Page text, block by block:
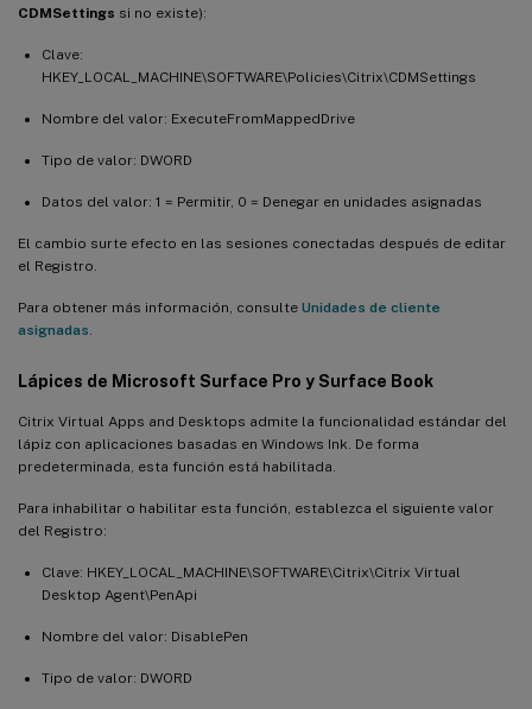
CDMSettings si no existe):
Clave:
HKEY_LOCAL_MACHINE\SOFTWARE\Policies\Citrix\CDMSettings
Nombre del valor: ExecuteFromMappedDrive
Tipo de valor: DWORD
Datos del valor: 1 = Permitir, 0 = Denegar en unidades asignadas
El cambio surte efecto en las sesiones conectadas después de editar
el Registro.
Para obtener más información, consulte Unidades de cliente
asignadas
Lápices de Microsoft Surface Pro y Surface Book
Citrix Virtual Apps and Desktops admite la funcionalidad estándar del
lápiz con aplicaciones basadas en Windows Ink. De forma
predeterminada, esta función está habilitada.
Para inhabilitar o habilitar esta función, establezca el siguiente valor
del Registro:
Clave: HKEY_LOCAL_MACHINE\SOFTWARE\Citrix\Citrix Virtual
Desktop Agent\PenApi
Nombre del valor: DisablePen
Tipo de valor: DWORD